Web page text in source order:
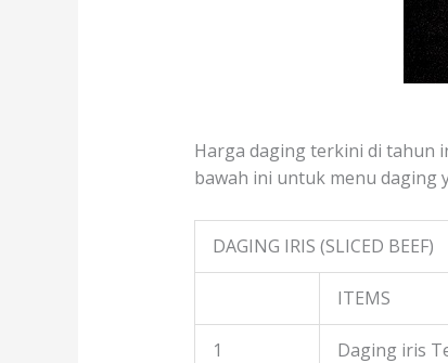
Harga daging terkini di tahun
bawah ini untuk menu daging
DAGING IRIS (SLICED BEEF)
ITEMS
1 Daging iris